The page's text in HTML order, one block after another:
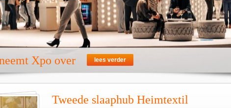
Xpo over lees verder
Tweede slaaphub Heimtextil